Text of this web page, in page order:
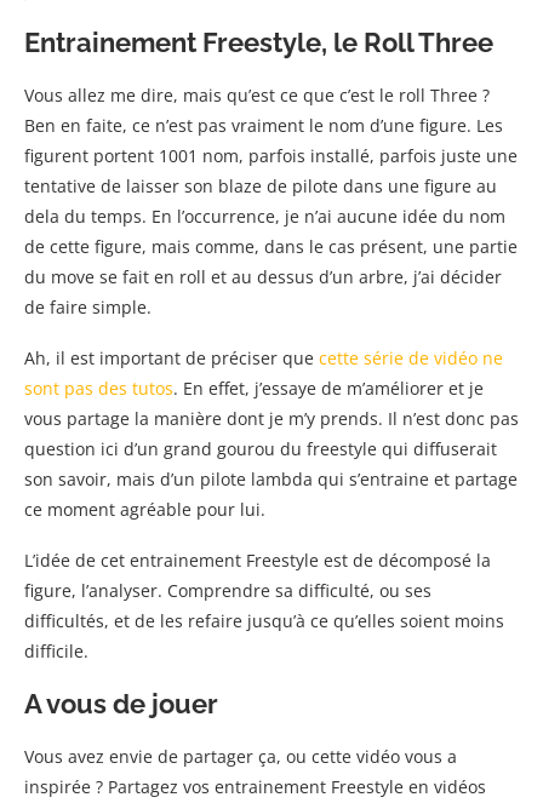
Entrainement Freestyle, le Roll Three
Vous allez me dire, mais qu’est ce que c’est le roll Three ?
Ben en faite, ce n’est pas vraiment le nom d’une figure. Les
figurent portent 1001 nom, parfois installé, parfois juste une
tentative de laisser son blaze de pilote dans une figure au
dela du temps. En l’occurrence, je n’ai aucune idée du nom
de cette figure, mais comme, dans le cas présent, une partie
du move se fait en roll et au dessus d’un arbre, j’ai décider
de faire simple.
Ah, il est important de préciser que cette série de vidéo ne
sont pas des tutos. En effet, j’essaye de m’améliorer et je
vous partage la manière dont je m’y prends. Il n’est donc pas
question ici d’un grand gourou du freestyle qui diffuserait
son savoir, mais d’un pilote lambda qui s’entraine et partage
ce moment agréable pour lui.
L’idée de cet entrainement Freestyle est de décomposé la
figure, l’analyser. Comprendre sa difficulté, ou ses
difficultés, et de les refaire jusqu’à ce qu’elles soient moins
difficile.
A vous de jouer
Vous avez envie de partager ça, ou cette vidéo vous a
inspirée ? Partagez vos entrainement Freestyle en vidéos